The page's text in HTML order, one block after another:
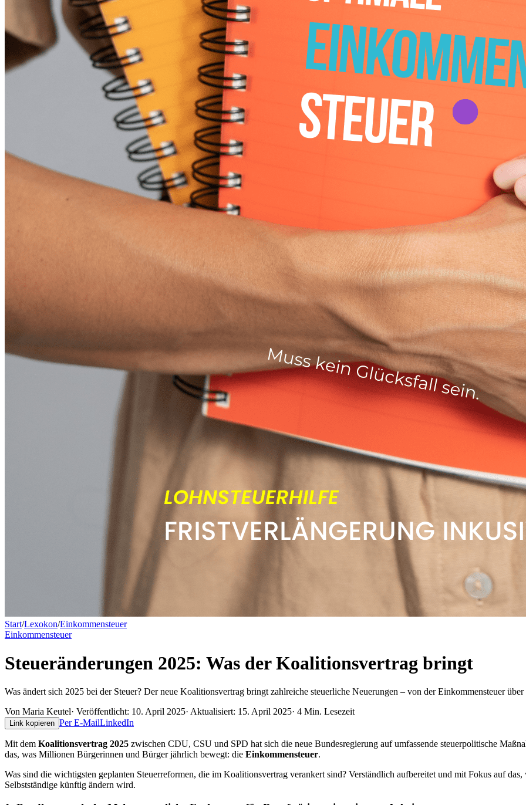
Start/Lexokon/Einkommensteuer
Einkommensteuer
Steueränderungen 2025: Was der Koalitionsvertrag bringt
Was ändert sich 2025 bei der Steuer? Der neue Koalitionsvertrag bringt zahlreiche steuerliche Neuerungen – von der Einkommensteuer
Von Maria Keutel· Veröffentlicht: 10. April 2025· Aktualisiert: 15. April 2025· 4 Min. Lesezeit
Link kopieren Per E-MailLinkedIn
Mit dem Koalitionsvertrag 2025 zwischen CDU, CSU und SPD hat sich die neue Bundesregierung auf umfassende steuerpolitische
das, was Millionen Bürgerinnen und Bürger jährlich bewegt: die Einkommensteuer.
Was sind die wichtigsten geplanten Steuerreformen, die im Koalitionsvertrag verankert sind? Verständlich aufbereitet und mit Fokus auf
Selbstständige künftig ändern wird.